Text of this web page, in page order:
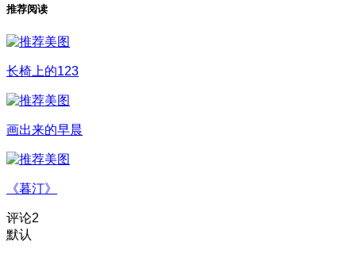
推荐阅读
长椅上的123
画出来的早晨
《暮汀》
评论2
默认